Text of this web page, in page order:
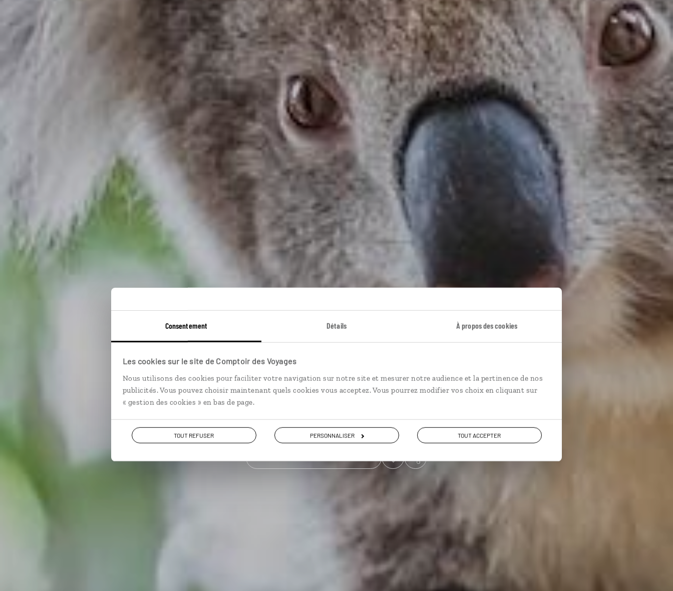
Consentement Détails À propos des cookies
Les cookies sur le site de Comptoir des Voyages
Nous utilisons des cookies pour faciliter votre navigation sur notre site et mesurer notre audience et la pertinence de nos
publicités. Vous pouvez choisir maintenant quels cookies vous acceptez. Vous pourrez modifier vos choix en cliquant sur
« gestion des cookies » en bas de page.
TOUT REFUSER PERSONNALISER TOUT ACCEPTER
Bestiaire des antipodes
Circuit autotour du Sud-Est australien à la Tasmanie pour découvrir la faune.
Faune & safari
Voir les 64 avis sur les voyages en Australie